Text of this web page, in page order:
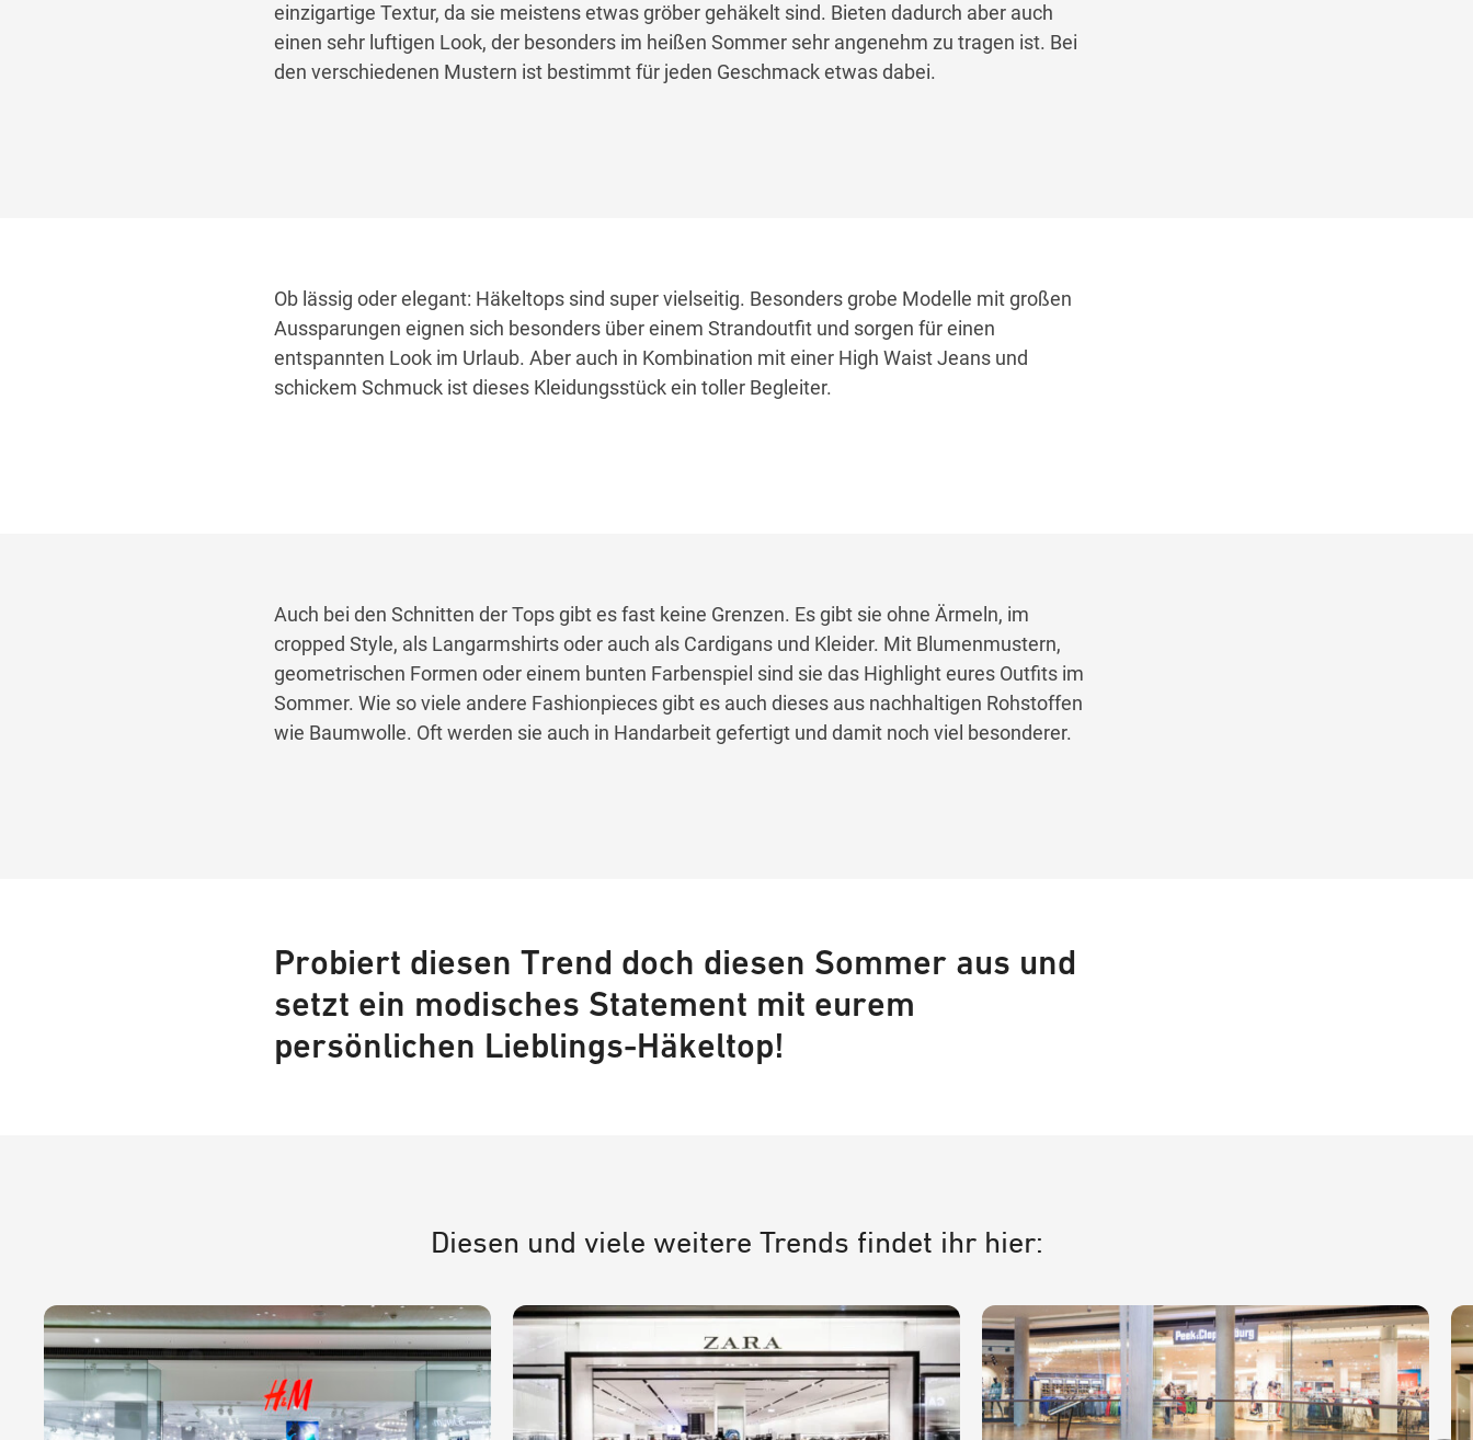
einzigartige Textur, da sie meistens etwas gröber gehäkelt sind. Bieten dadurch aber auch
einen sehr luftigen Look, der besonders im heißen Sommer sehr angenehm zu tragen ist. Bei
den verschiedenen Mustern ist bestimmt für jeden Geschmack etwas dabei.
Ob lässig oder elegant: Häkeltops sind super vielseitig. Besonders grobe Modelle mit großen
Aussparungen eignen sich besonders über einem Strandoutfit und sorgen für einen
entspannten Look im Urlaub. Aber auch in Kombination mit einer High Waist Jeans und
schickem Schmuck ist dieses Kleidungsstück ein toller Begleiter.
Auch bei den Schnitten der Tops gibt es fast keine Grenzen. Es gibt sie ohne Ärmeln, im
cropped Style, als Langarmshirts oder auch als Cardigans und Kleider. Mit Blumenmustern,
geometrischen Formen oder einem bunten Farbenspiel sind sie das Highlight eures Outfits im
Sommer. Wie so viele andere Fashionpieces gibt es auch dieses aus nachhaltigen Rohstoffen
wie Baumwolle. Oft werden sie auch in Handarbeit gefertigt und damit noch viel besonderer.
Probiert diesen Trend doch diesen Sommer aus und
setzt ein modisches Statement mit eurem
persönlichen Lieblings-Häkeltop!
Diesen und viele weitere Trends findet ihr hier: